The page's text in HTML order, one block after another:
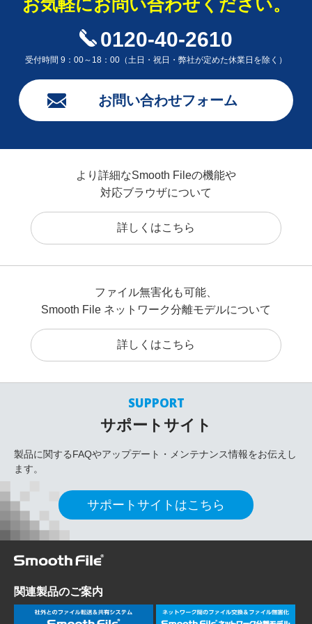
お気軽にお問い合わせください。
0120-40-2610
受付時間 9：00～18：00（土日・祝日・弊社が定めた休業日を除く）
お問い合わせフォーム
より詳細なSmooth Fileの機能や
対応ブラウザについて
詳しくはこちら
ファイル無害化も可能、
Smooth File ネットワーク分離モデルについて
詳しくはこちら
SUPPORT
サポートサイト
製品に関するFAQやアップデート・メンテナンス情報をお伝えし
ます。
サポートサイトはこちら
関連製品のご案内